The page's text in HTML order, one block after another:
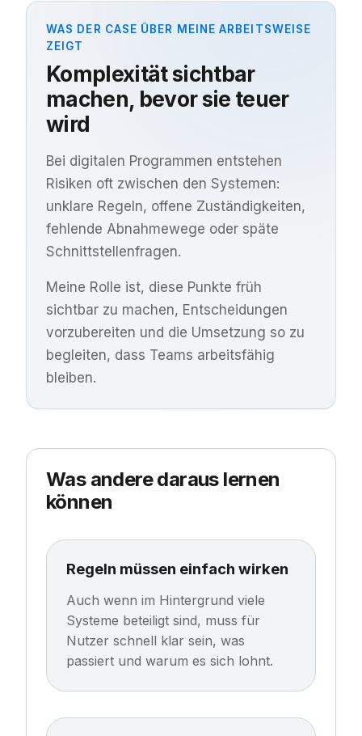
WAS DER CASE ÜBER MEINE ARBEITSWEISE
ZEIGT
Komplexität sichtbar
machen, bevor sie teuer
wird
Bei digitalen Programmen entstehen
Risiken oft zwischen den Systemen:
unklare Regeln, offene Zuständigkeiten,
fehlende Abnahmewege oder späte
Schnittstellenfragen.
Meine Rolle ist, diese Punkte früh
sichtbar zu machen, Entscheidungen
vorzubereiten und die Umsetzung so zu
begleiten, dass Teams arbeitsfähig
bleiben.
Was andere daraus lernen
können
Regeln müssen einfach wirken
Auch wenn im Hintergrund viele
Systeme beteiligt sind, muss für
Nutzer schnell klar sein, was
passiert und warum es sich lohnt.